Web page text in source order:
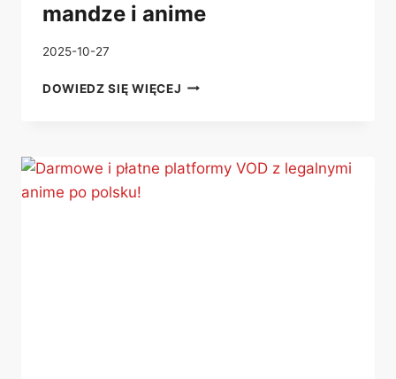
mandze i anime
2025-10-27
DOWIEDZ SIĘ WIĘCEJ LISTA
I